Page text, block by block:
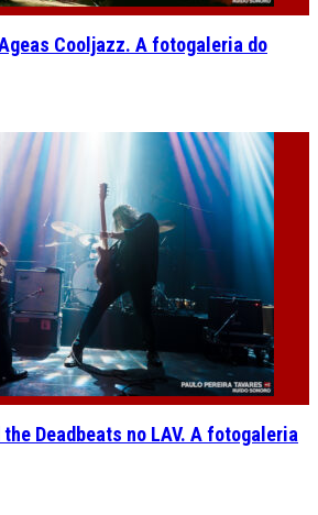
Cooljazz. A fotogaleria do
Deadbeats no LAV. A fotogaleria